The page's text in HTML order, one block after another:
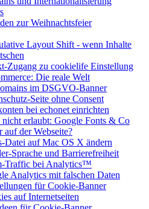
zur Weihnachtsfeier
Layout Shift - wenn Inhalte
Zugang zu cookielife Einstellung
Die reale Welt
im DSGVO-Banner
Seite ohne Consent
bei echonet einrichten
nicht erlaubt: Google Fonts & Co
auf der Webseite?
Datei auf Mac OS X ändern
Sprache und Barrierefreiheit
Traffic bei Analytics™
Analytics mit falschen Daten
für Cookie-Banner
auf Internetseiten